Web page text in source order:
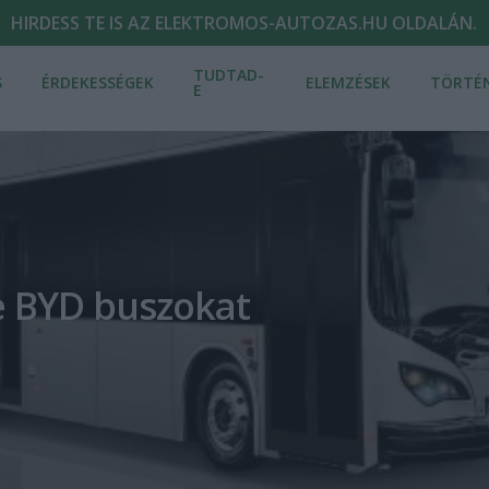
HIRDESS TE IS AZ ELEKTROMOS-AUTOZAS.HU OLDALÁN.
ÉRDEKESSÉGEK TUDTAD-
E ELEMZÉSEK
BYD buszokat